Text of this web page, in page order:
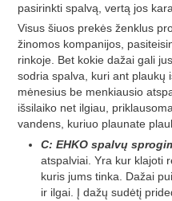
pasirinkti spalvą, vertą jos
Visus šiuos prekės ženklus
žinomos kompanijos,
rinkoje. Bet kokie dažai gali
sodria spalva, kuri ant plaukų
mėnesius be menkiausio
išsilaiko net ilgiau,
vandens, kuriuo plaunate
C: EHKO spalvų
atspalviai. Yra kur klajoti
kuris jums tinka. Dažai
ir ilgai. Į dažų sudėtį